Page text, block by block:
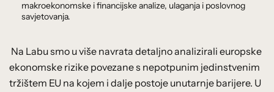
makroekonomske i financijske analize, ulaganja i poslovnog
savjetovanja.
Na Labu smo u više navrata detaljno analizirali europske
ekonomske rizike povezane s nepotpunim jedinstvenim
tržištem EU na kojem i dalje postoje unutarnje barijere. U